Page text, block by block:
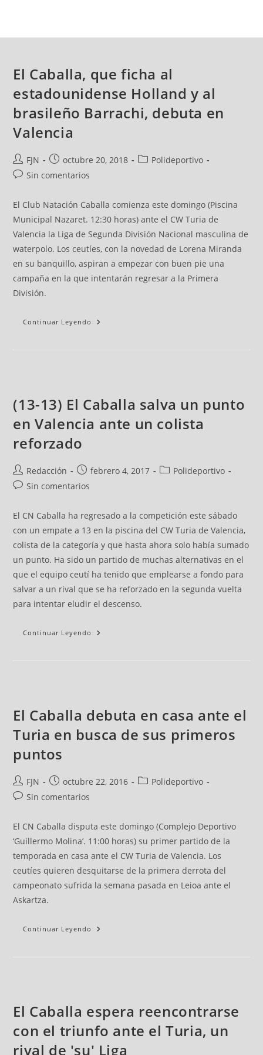
El Caballa, que ficha al
estadounidense Holland y al
brasileño Barrachi, debuta en
Valencia
FJN octubre 20, 2018
Polideportivo
Sin comentarios
El Club Natación Caballa comienza este domingo (Piscina
Municipal Nazaret. 12:30 horas) ante el CW Turia de
Valencia la Liga de Segunda División Nacional masculina de
waterpolo. Los ceutíes, con la novedad de Lorena Miranda
en su banquillo, aspiran a empezar con buen pie una
campaña en la que intentarán regresar a la Primera
División.
Continuar Leyendo
(13-13) El Caballa salva un punto
en Valencia ante un colista
reforzado
Redacción febrero 4, 2017
Polideportivo
Sin comentarios
El CN Caballa ha regresado a la competición este sábado
con un empate a 13 en la piscina del CW Turia de Valencia,
colista de la categoría y que hasta ahora solo había sumado
un punto. Ha sido un partido de muchas alternativas en el
que el equipo ceutí ha tenido que emplearse a fondo para
salvar a un rival que se ha reforzado en la segunda vuelta
para intentar eludir el descenso.
Continuar Leyendo
El Caballa debuta en casa ante el
Turia en busca de sus primeros
puntos
FJN octubre 22, 2016
Polideportivo
Sin comentarios
El CN Caballa disputa este domingo (Complejo Deportivo
‘Guillermo Molina’. 11:00 horas) su primer partido de la
temporada en casa ante el CW Turia de Valencia. Los
ceutíes quieren desquitarse de la primera derrota del
campeonato sufrida la semana pasada en Leioa ante el
Askartza.
Continuar Leyendo
El Caballa espera reencontrarse
con el triunfo ante el Turia, un
rival de 'su' Liga